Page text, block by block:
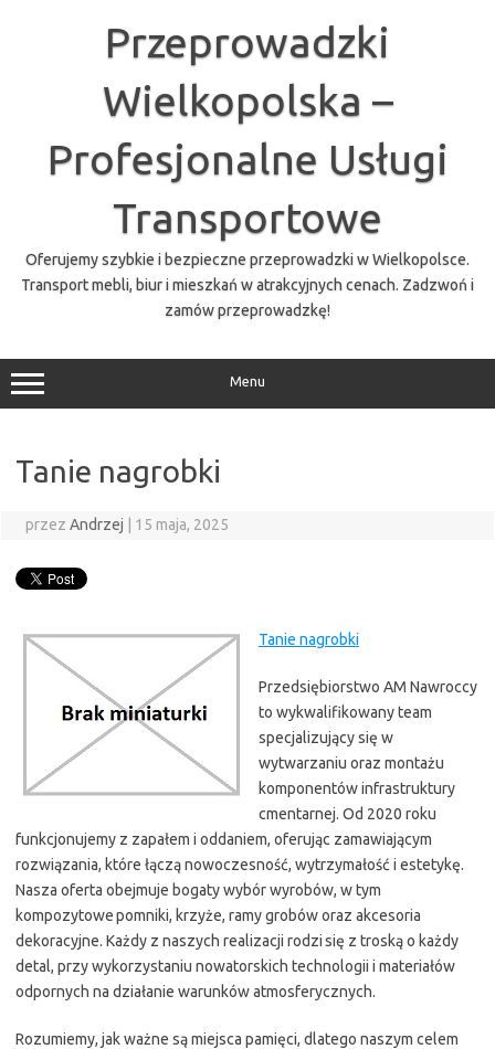
Przeprowadzki
Wielkopolska –
Profesjonalne Usługi
Transportowe
Oferujemy szybkie i bezpieczne przeprowadzki w Wielkopolsce.
Transport mebli, biur i mieszkań w atrakcyjnych cenach. Zadzwoń i
zamów przeprowadzkę!
Menu
Tanie nagrobki
przez Andrzej 15 maja, 2025
Tanie nagrobki
Przedsiębiorstwo AM Nawroccy
to wykwalifikowany team
specjalizujący się w
wytwarzaniu oraz montażu
komponentów infrastruktury
cmentarnej. Od 2020 roku
funkcjonujemy z zapałem i oddaniem, oferując zamawiającym
rozwiązania, które łączą nowoczesność, wytrzymałość i estetykę.
Nasza oferta obejmuje bogaty wybór wyrobów, w tym
kompozytowe pomniki, krzyże, ramy grobów oraz akcesoria
dekoracyjne. Każdy z naszych realizacji rodzi się z troską o każdy
detal, przy wykorzystaniu nowatorskich technologii i materiałów
odpornych na działanie warunków atmosferycznych.
Rozumiemy, jak ważne są miejsca pamięci, dlatego naszym celem